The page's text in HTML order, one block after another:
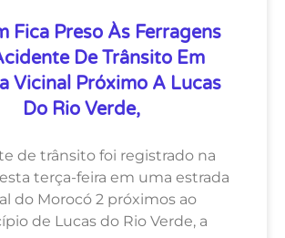
Fica Preso Às Ferragens
De Trânsito Em
Vicinal Próximo A Lucas
Do Rio Verde,
de trânsito foi registrado na
terça-feira em uma estrada
do Morocó 2 próximos ao
de Lucas do Rio Verde, a